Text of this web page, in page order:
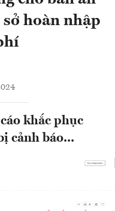
hoàn nhập
khắc phục
cảnh báo...